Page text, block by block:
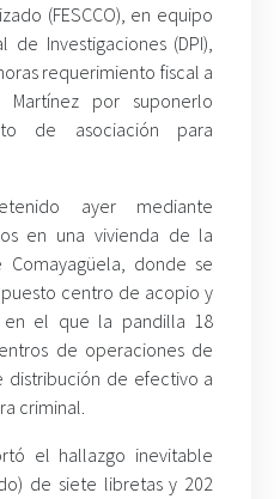
(FESCCO), en equipo
Investigaciones (DPI),
requerimiento fiscal a
Martínez por suponerlo
de asociación para
ayer mediante
en una vivienda de la
donde se
centro de acopio y
el que la pandilla 18
de operaciones de
de efectivo a
criminal.
el hallazgo inevitable
de siete libretas y 202